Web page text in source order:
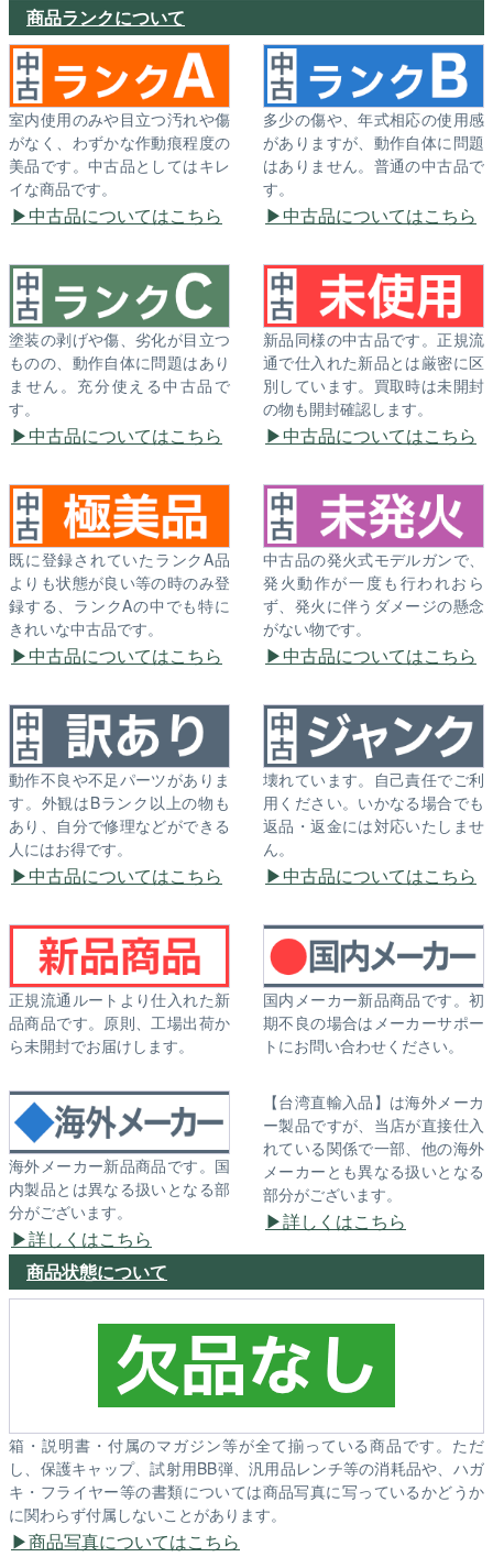
商品ランクについて
室内使用のみや目立つ汚れや傷
がなく、わずかな作動痕程度の
美品です。中古品としてはキレ
イな商品です。
中古品についてはこちら
多少の傷や、年式相応の使用感
がありますが、動作自体に問題
はありません。普通の中古品で
す。
中古品についてはこちら
塗装の剥げや傷、劣化が目立つ
ものの、動作自体に問題はあり
ません。充分使える中古品で
す。
中古品についてはこちら
新品同様の中古品です。正規流
通で仕入れた新品とは厳密に区
別しています。買取時は未開封
の物も開封確認します。
中古品についてはこちら
既に登録されていたランクA品
よりも状態が良い等の時のみ登
録する、ランクAの中でも特に
きれいな中古品です。
中古品についてはこちら
中古品の発火式モデルガンで、
発火動作が一度も行われおら
ず、発火に伴うダメージの懸念
がない物です。
中古品についてはこちら
動作不良や不足パーツがありま
す。外観はBランク以上の物も
あり、自分で修理などができる
人にはお得です。
中古品についてはこちら
壊れています。自己責任でご利
用ください。いかなる場合でも
返品・返金には対応いたしませ
ん。
中古品についてはこちら
正規流通ルートより仕入れた新
品商品です。原則、工場出荷か
ら未開封でお届けします。
国内メーカー新品商品です。初
期不良の場合はメーカーサポー
トにお問い合わせください。
海外メーカー新品商品です。国
内製品とは異なる扱いとなる部
分がございます。
詳しくはこちら
【台湾直輸入品】は海外メーカ
ー製品ですが、当店が直接仕入
れている関係で一部、他の海外
メーカーとも異なる扱いとなる
部分がございます。
詳しくはこちら
商品状態について
箱・説明書・付属のマガジン等が全て揃っている商品です。ただ
し、保護キャップ、試射用BB弾、汎用品レンチ等の消耗品や、ハガ
キ・フライヤー等の書類については商品写真に写っているかどうか
に関わらず付属しないことがあります。
商品写真についてはこちら